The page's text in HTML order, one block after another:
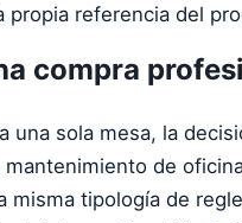
propia referencia del
compra
una sola mesa, la
mantenimiento de
misma tipología de